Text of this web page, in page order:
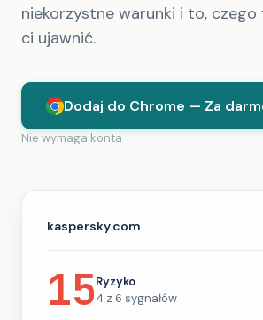
niekorzystne warunki i to,
ci ujawnić.
Dodaj do Chrome — Za
Nie wymaga konta
kaspersky.com
15Ryzyko
4 z 6 sygnałów